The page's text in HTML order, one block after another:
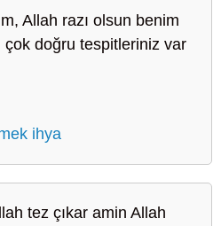
Allah razı olsun benim
çok doğru tespitleriniz var
ihya
tez çıkar amin Allah